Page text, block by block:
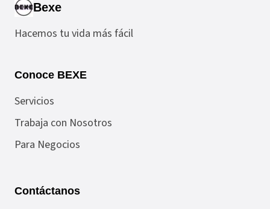
Bexe
Hacemos tu vida más fácil
Conoce BEXE
Servicios
Trabaja con Nosotros
Para Negocios
Contáctanos